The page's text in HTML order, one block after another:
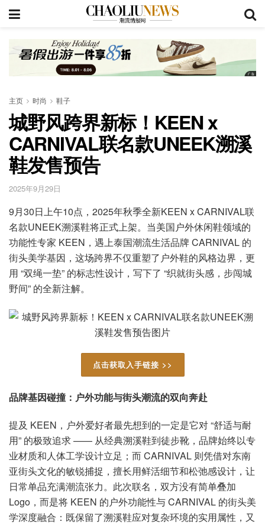
主页 时尚 鞋子
城野风跨界新标！KEEN x
CARNIVAL联名款UNEEK溯溪
鞋发售预告
2025年9月29日
9月30日上午10点，2025年秋季全新KEEN x CARNIVAL联
名款UNEEK溯溪鞋将正式上架。当美国户外休闲鞋领域的
功能性专家 KEEN，遇上泰国潮流生活品牌 CARNIVAL 的
街头美学基因，这场跨界不仅重塑了户外鞋的风格边界，更
用 “双绳一垫” 的标志性设计，写下了 “织就街头感，步闯城
野间” 的全新注解。
点击获取入手链接 >>
品牌基因碰撞：户外功能与街头潮流的双向奔赴
提及 KEEN，户外爱好者最先想到的一定是它对 “舒适与耐
用” 的极致追求 —— 从经典溯溪鞋到徒步靴，品牌始终以专
业材质和人体工学设计立足；而 CARNIVAL 则凭借对东南
亚街头文化的敏锐捕捉，擅长用鲜活细节和松弛感设计，让
日常单品充满潮流张力。此次联名，双方没有简单叠加
Logo，而是将 KEEN 的户外功能性与 CARNIVAL 的街头美
学深度融合：既保留了溯溪鞋应对复杂环境的实用属性，又